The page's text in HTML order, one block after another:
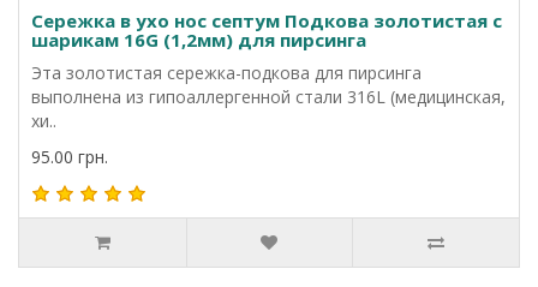
Сережка в ухо нос септум Подкова золотистая с
шарикам 16G (1,2мм) для пирсинга
Эта золотистая сережка-подкова для пирсинга
выполнена из гипоаллергенной стали 316L (медицинская,
хи..
95.00 грн.